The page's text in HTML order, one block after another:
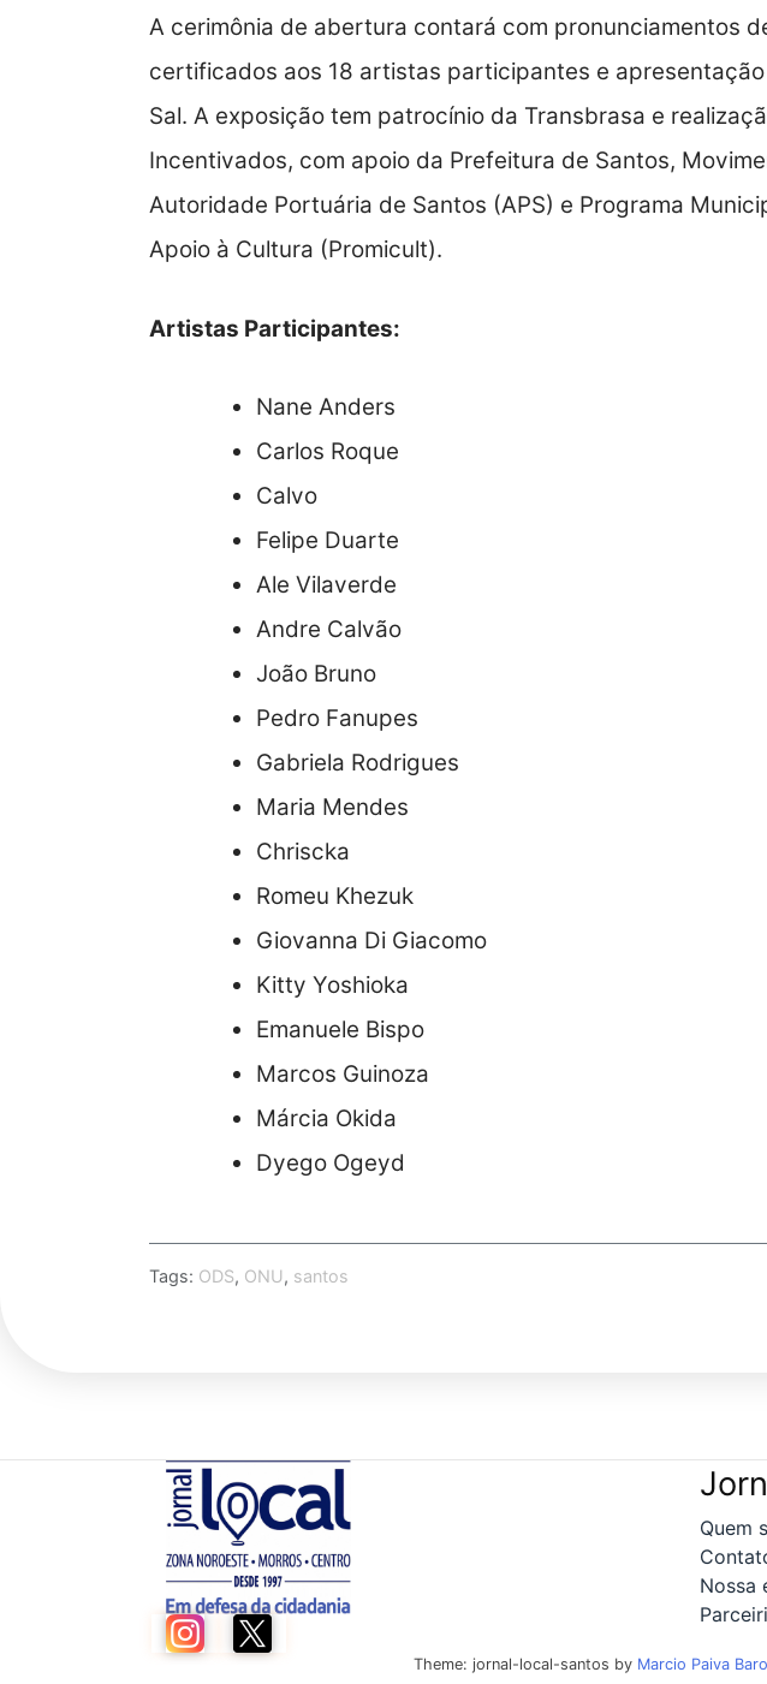
A cerimônia de abertura contará com pronunciamentos
certificados aos 18 artistas participantes e
Sal. A exposição tem patrocínio da Transbrasa e
Incentivados, com apoio da Prefeitura de Santos,
Autoridade Portuária de Santos (APS) e Programa
Apoio à Cultura (Promicult).
Artistas Participantes:
Nane Anders
Carlos Roque
Calvo
Felipe Duarte
Ale Vilaverde
Andre Calvão
João Bruno
Pedro Fanupes
Gabriela Rodrigues
Maria Mendes
Chriscka
Romeu Khezuk
Giovanna Di Giacomo
Kitty Yoshioka
Emanuele Bispo
Marcos Guinoza
Márcia Okida
Dyego Ogeyd
Tags: ODS, ONU, santos
Quem
Nossa
Theme: jornal-local-santos by Marcio Paiva